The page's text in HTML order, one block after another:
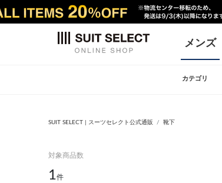
メンズ
カテゴリ
SUIT SELECT | スーツセレクト公式通販 靴下
対象商品数
1件